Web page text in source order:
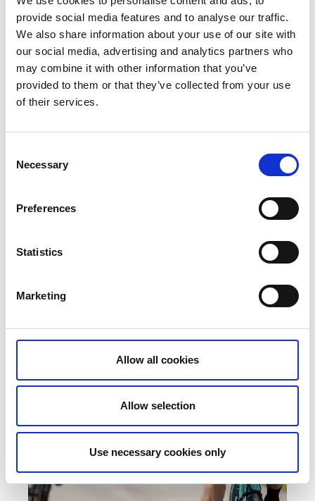
provide social media features and to analyse our traffic.
We also share information about your use of our site with
our social media, advertising and analytics partners who
may combine it with other information that you’ve
provided to them or that they’ve collected from your use
of their services.
Selection
Necessary
Preferences
Statistics
Marketing
Allow all cookies
Allow selection
Use necessary cookies only
Trivselrunda på cykel i centrala
Kungälv
En trevlig runda för att upptäcka de fina centrala